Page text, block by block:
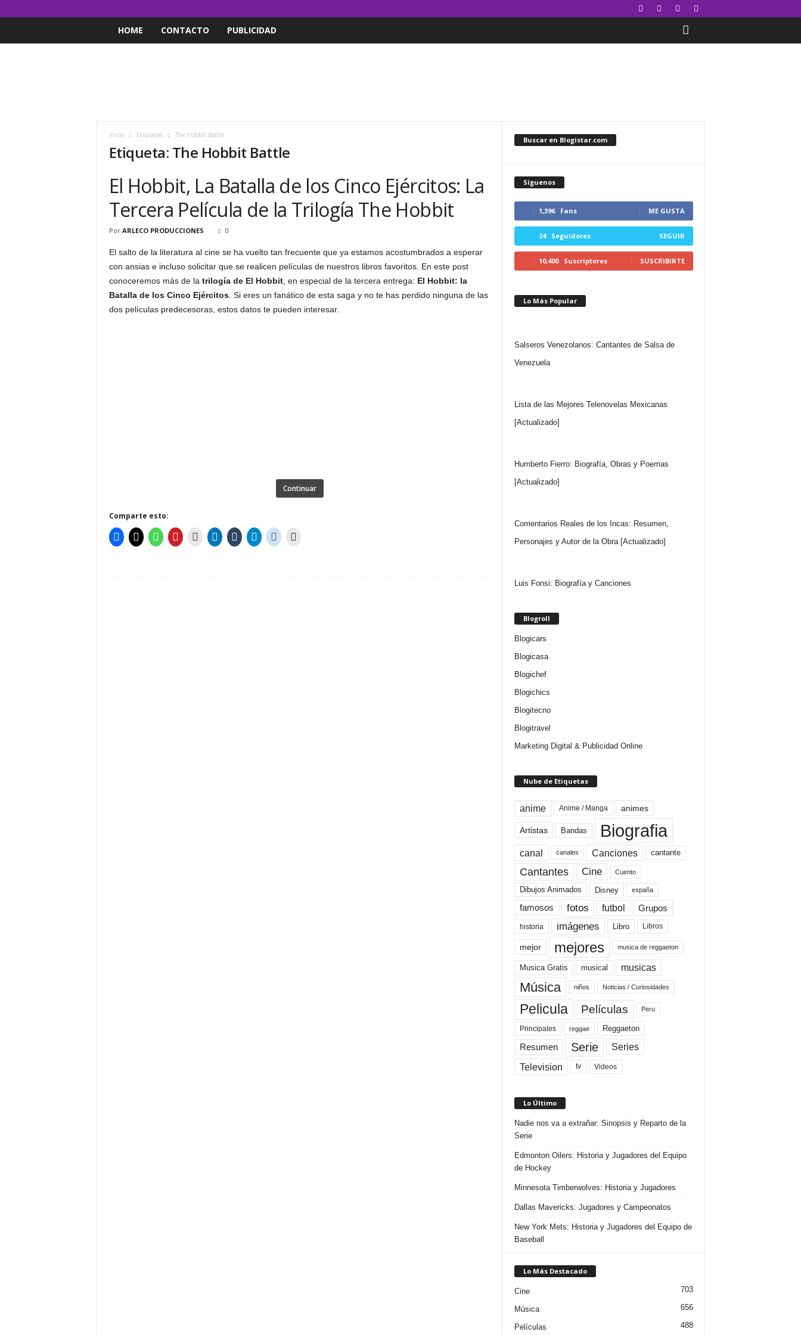
HOME CONTACTO PUBLICIDAD
Inicio Etiquetas The Hobbit Battle
Etiqueta: The Hobbit Battle
El Hobbit, La Batalla de los Cinco Ejércitos: La
Tercera Película de la Trilogía The Hobbit
Por ARLECO PRODUCCIONES 0
El salto de la literatura al cine se ha vuelto tan frecuente que ya estamos acostumbrados a esperar
con ansias e incluso solicitar que se realicen películas de nuestros libros favoritos. En este post
conoceremos más de la trilogía de El Hobbit, en especial de la tercera entrega: El Hobbit: la
Batalla de los Cinco Ejércitos. Si eres un fanático de esta saga y no te has perdido ninguna de las
dos películas predecesoras, estos datos te pueden interesar.
Continuar
Comparte esto:
Buscar en Blogistar.com
Síguenos
1,396 Fans ME GUSTA
24 Seguidores SEGUIR
10,400 Suscriptores SUSCRIBIRTE
Lo Más Popular
Salseros Venezolanos: Cantantes de Salsa de
Venezuela
Lista de las Mejores Telenovelas Mexicanas
[Actualizado]
Humberto Fierro: Biografía, Obras y Poemas
[Actualizado]
Comentarios Reales de los Incas: Resumen,
Personajes y Autor de la Obra [Actualizado]
Luis Fonsi: Biografía y Canciones
Blogroll
Blogicars
Blogicasa
Blogichef
Blogichics
Blogitecno
Blogitravel
Marketing Digital & Publicidad Online
Nube de Etiquetas
anime Anime / Manga animes
Artistas Bandas Biografia
canal canales Canciones cantante
Cantantes Cine Cuento
Dibujos Animados Disney españa
famosos fotos futbol Grupos
historia imágenes Libro Libros
mejor mejores musica de reggaeton
Musica Gratis musical musicas
Música niños Noticias / Curiosidades
Pelicula Películas Peru
Principales reggae Reggaeton
Resumen Serie Series
Television tv Videos
Lo Último
Nadie nos va a extrañar: Sinopsis y Reparto de la
Serie
Edmonton Oilers: Historia y Jugadores del Equipo
de Hockey
Minnesota Timberwolves: Historia y Jugadores
Dallas Mavericks: Jugadores y Campeonatos
New York Mets: Historia y Jugadores del Equipo de
Baseball
Lo Más Destacado
Cine 703
Música 656
Películas 488